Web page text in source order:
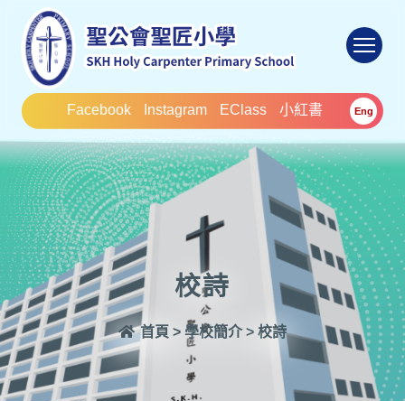
Facebook Instagram EClass 小紅書 Eng
校詩
首頁 > 學校簡介 > 校詩